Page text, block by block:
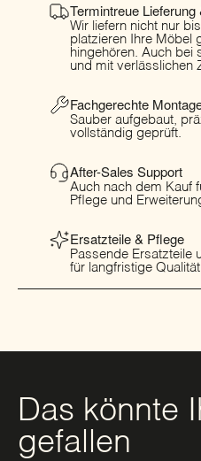
Termintreue
Wir liefern nicht nur
platzieren Ihre Möbel
hingehören. Auch bei
und mit verlässlichen
Fachgerechte
Sauber aufgebaut,
vollständig geprüft.
After-Sales Support
Auch nach dem Kauf
Pflege und
Ersatzteile & Pflege
Passende Ersatzteile
für langfristige
Das könnte
gefallen